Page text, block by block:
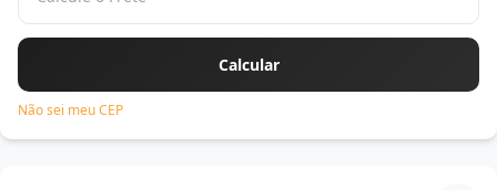
Não sei meu CEP